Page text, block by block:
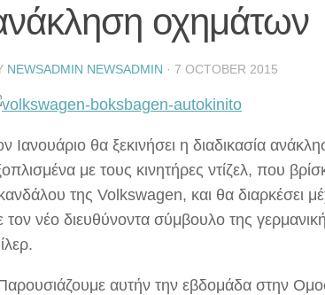
οχημάτων
NEWSADMIN NEWSADMIN · 7 OCTOBER 2015
Ιανουάριο θα ξεκινήσει η διαδικασία
με τους κινητήρες ντίζελ, που
της Volkswagen, και θα διαρκέσει
τον νέο διευθύνοντα σύμβουλο της
αυτήν την εβδομάδα στην